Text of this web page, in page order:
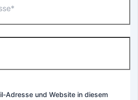
Adresse und Website in diesem